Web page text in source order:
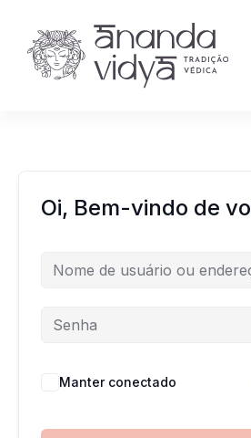
Oi, Bem-vindo de
Manter conectado